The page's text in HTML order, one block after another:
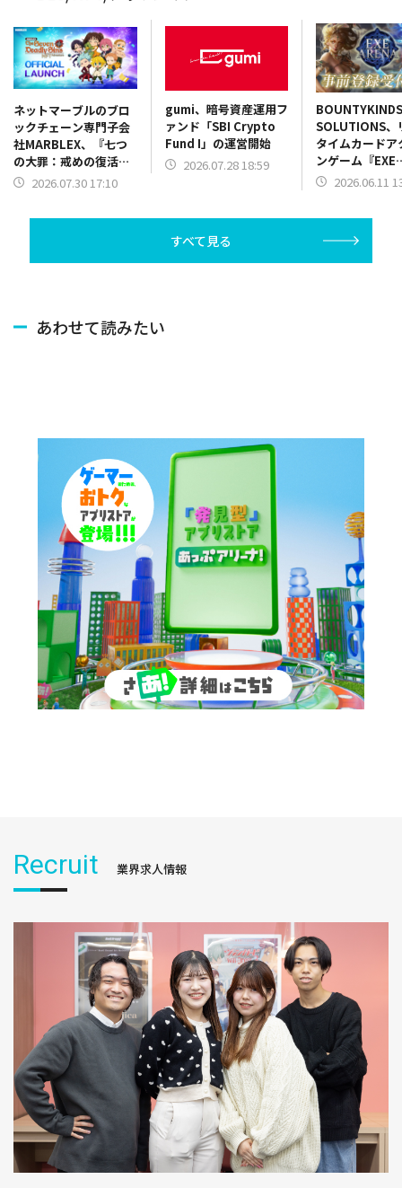
ネットマーブルのブロ
ックチェーン専門子会
社MARBLEX、『七つ
の大罪：戒めの復活
NFT』を正式リリース
2026.07.30 17:10
gumi、暗号資産運用フ
ァンド「SBI Crypto
Fund I」の運営開始
2026.07.28 18:59
BOUNTYKINDS
SOLUTIONS、
タイムカードア
ンゲーム『EXE
ARENA』が事
2026.06.11
すべて見る
あわせて読みたい
Recruit 業界求人情報